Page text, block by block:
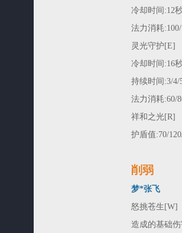
冷却时间:12
法力消耗
灵光守护[E]
冷却时间:16
持续时间:3/
法力消耗:60/
祥和之光[R]
护盾值:70/
削弱
梦*张飞
怒挑苍生[W]
造成的基础伤